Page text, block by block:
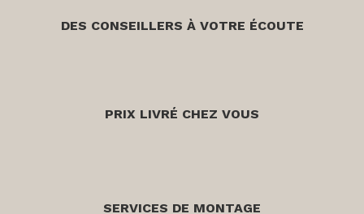
DES CONSEILLERS À VOTRE ÉCOUTE
PRIX LIVRÉ CHEZ VOUS
SERVICES DE MONTAGE